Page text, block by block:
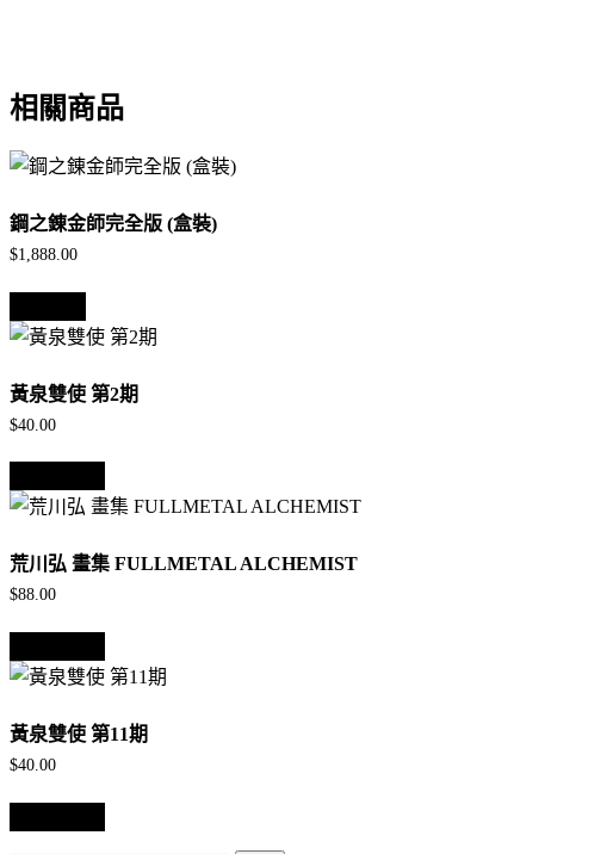
相關商品
鋼之錬金師完全版 (盒裝)
$1,888.00
黃泉雙使 第2期
$40.00
荒川弘 畫集 FULLMETAL ALCHEMIST
$88.00
黃泉雙使 第11期
$40.00